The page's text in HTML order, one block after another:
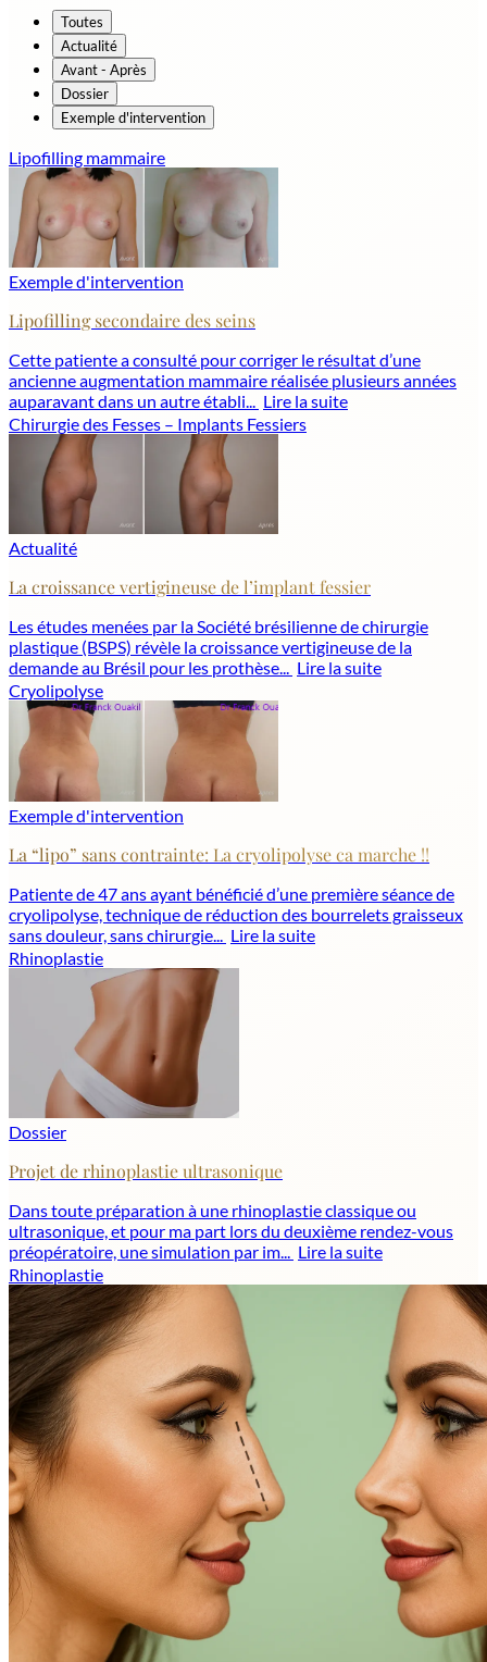
Toutes
Actualité
Avant - Après
Dossier
Exemple d'intervention
Lipofilling mammaire
Exemple d'intervention
Lipofilling secondaire des seins
Cette patiente a consulté pour corriger le résultat d’une
ancienne augmentation mammaire réalisée plusieurs années
auparavant dans un autre établi... Lire la suite
Chirurgie des Fesses – Implants Fessiers
Actualité
La croissance vertigineuse de l’implant fessier
Les études menées par la Société brésilienne de chirurgie
plastique (BSPS) révèle la croissance vertigineuse de la
demande au Brésil pour les prothèse... Lire la suite
Cryolipolyse
Exemple d'intervention
La “lipo” sans contrainte: La cryolipolyse ca marche !!
Patiente de 47 ans ayant bénéficié d’une première séance de
cryolipolyse, technique de réduction des bourrelets graisseux
sans douleur, sans chirurgie...
Lire la suite
Rhinoplastie
Dossier
Projet de rhinoplastie ultrasonique
Dans toute préparation à une rhinoplastie classique ou
ultrasonique, et pour ma part lors du deuxième rendez-vous
préopératoire, une simulation par im... Lire la suite
Rhinoplastie